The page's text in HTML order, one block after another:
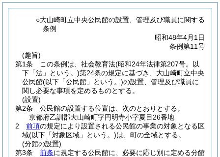
○大山崎町立中央公民館の設置、管理及び職員に関する
条例
昭和48年4月1日
条例第11号
(趣旨)
第1条
この条例は、社会教育法(昭和24年法律第207号。以
下「法」という。)第24条の規定に基づき、大山崎町立中央
公民館(以下「公民館」という。)の設置、管理及び職員に
関し必要な事項を定めるものとする。
(設置)
第2条
公民館の設置する位置は、次のとおりとする。
京都府乙訓郡大山崎町字円明寺小字夏目26番地
2
前項の規定により設置される公民館の事業の対象となる区
域(以下「対象区域」という。)は、町の全域とする。
(分館の設置)
第3条
前条に規定する公民館に、必要に応じ別に定める分館